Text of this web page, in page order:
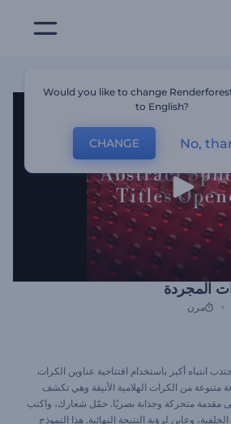
المجردة
مرن
انتباه أكبر باستخدام افتتاحية عناوين الكرات
متنوعة من الكرات الهلامية الأنيقة وهي تكشف
مقدمة متحركة وجذابة بصريًا. حمّل شعارك، واكتب
وعاين لرؤية النتيجة النهائية. هذا النموذج
Would you like to change
to English?
CHANGE No,